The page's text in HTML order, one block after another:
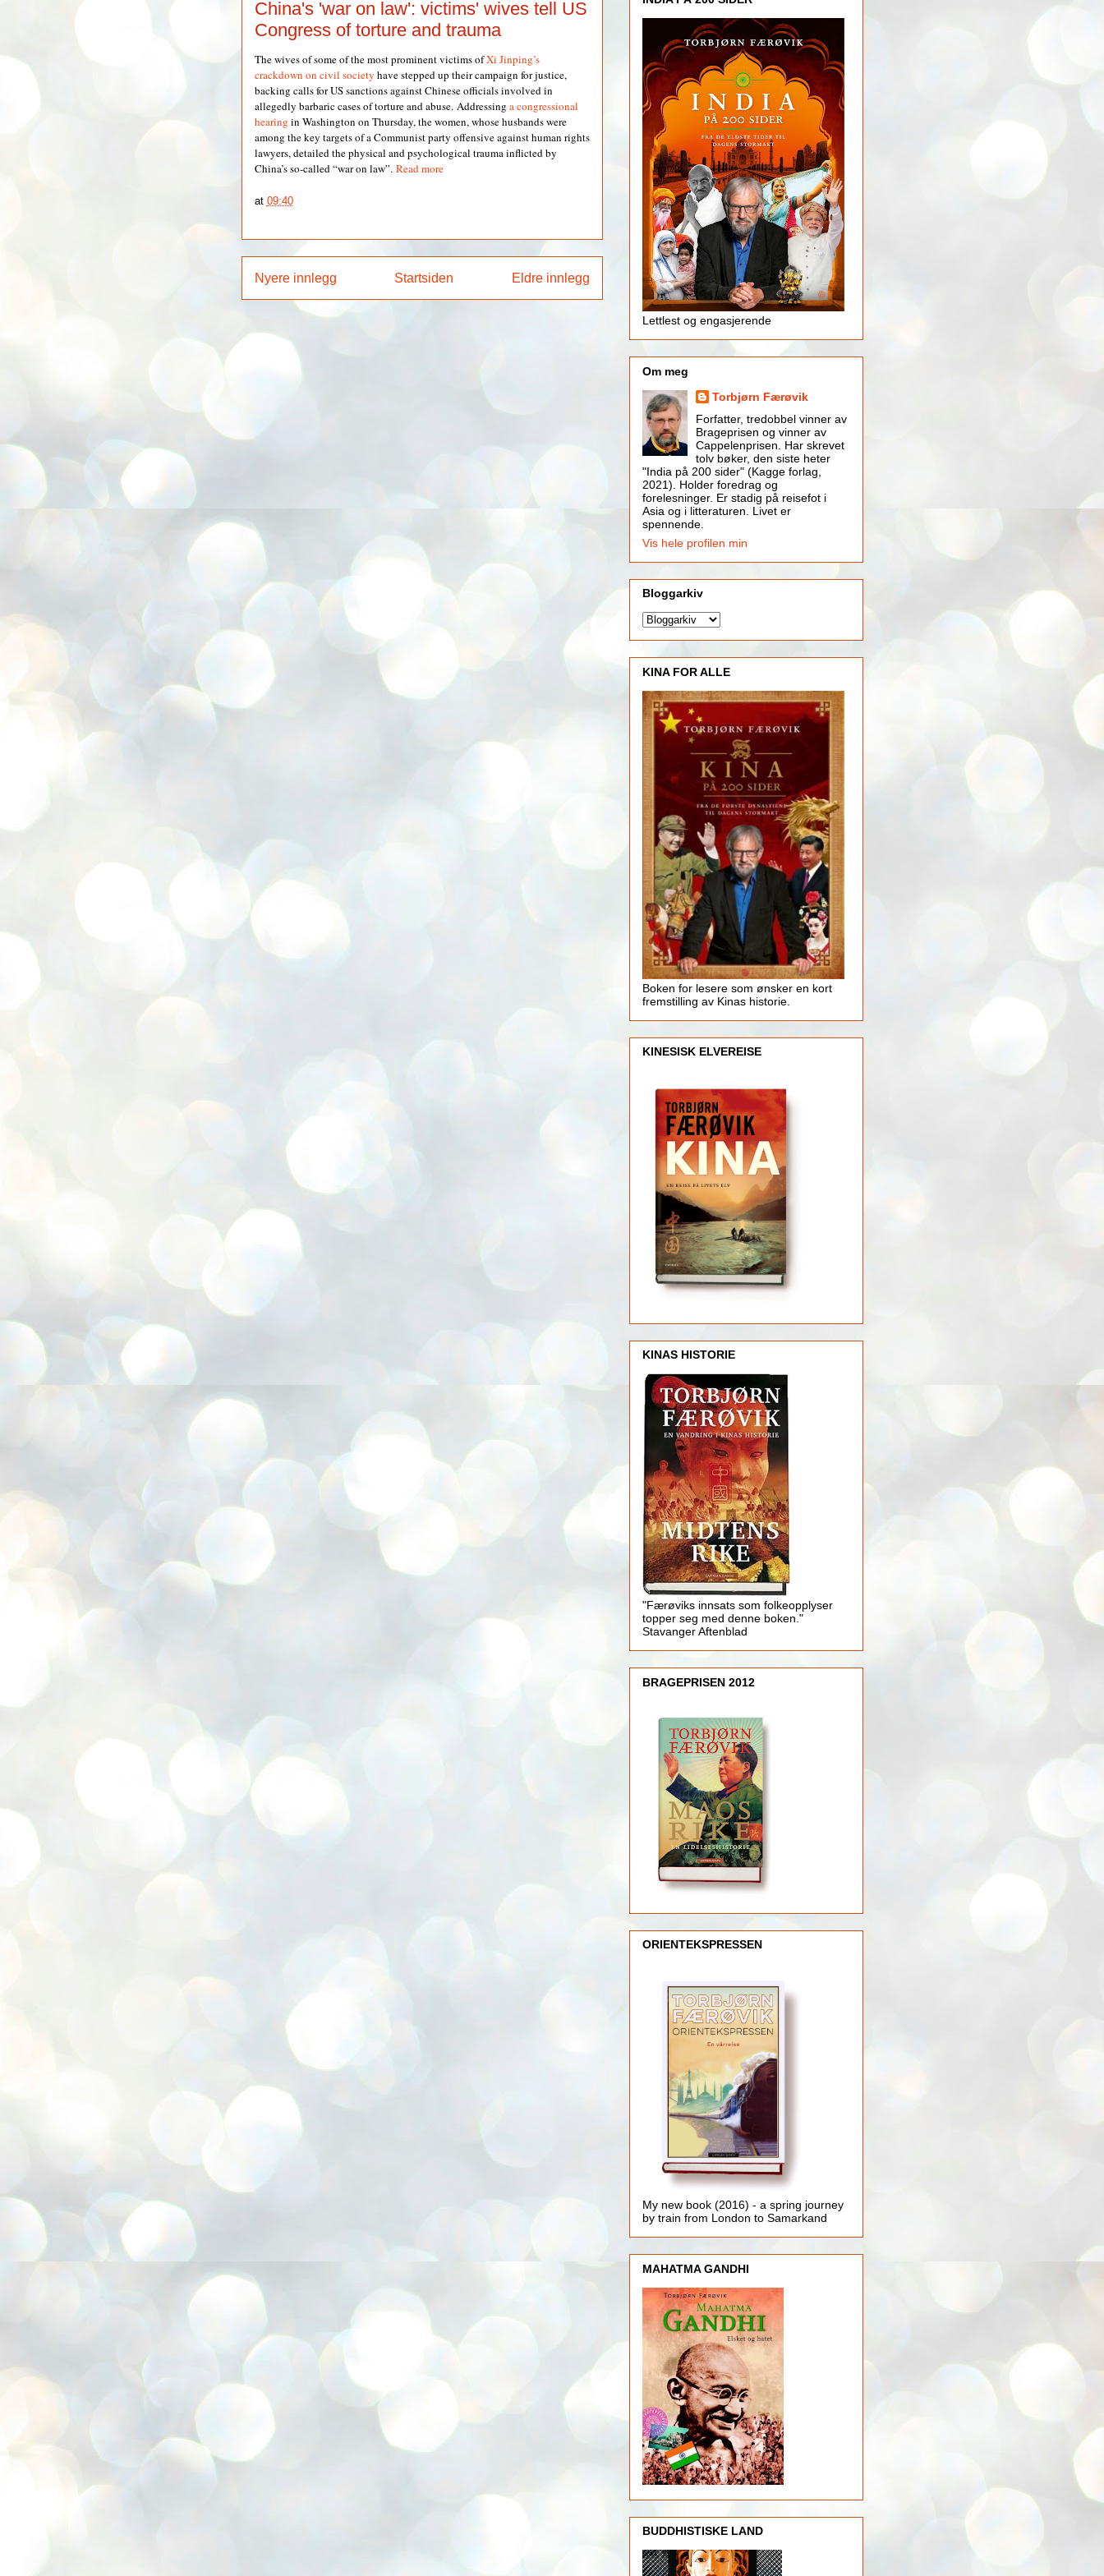
China's 'war on law': victims' wives tell US
Congress of torture and trauma
The wives of some of the most prominent victims ofXi Jinping’s
crackdown on civil society have stepped up their campaign for justice,
backing calls for US sanctions against Chinese officials involved in
allegedly barbaric cases of torture and abuse. Addressing a congressional
hearing in Washington on Thursday, the women, whose husbands were
among the key targets of a Communist party offensive against human rights
lawyers, detailed the physical and psychological trauma inflicted by
China’s so-called “war on law”. Read more
at 09:40
Nyere innlegg Eldre innlegg
Startsiden
Lettlest og engasjerende
Om meg
Torbjørn Færøvik
Forfatter, tredobbel vinner av
Brageprisen og vinner av
Cappelenprisen. Har skrevet
tolv bøker, den siste heter
"India på 200 sider" (Kagge forlag,
2021). Holder foredrag og
forelesninger. Er stadig på reisefot i
Asia og i litteraturen. Livet er
spennende.
Vis hele profilen min
Bloggarkiv
KINA FOR ALLE
Boken for lesere som ønsker en kort
fremstilling av Kinas historie.
KINESISK ELVEREISE
KINAS HISTORIE
"Færøviks innsats som folkeopplyser
topper seg med denne boken."
Stavanger Aftenblad
BRAGEPRISEN 2012
ORIENTEKSPRESSEN
My new book (2016) - a spring journey
by train from London to Samarkand
MAHATMA GANDHI
BUDDHISTISKE LAND